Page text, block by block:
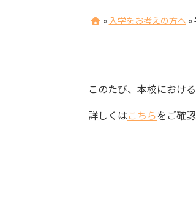
» 入学をお考えの方へ »
このたび、本校におけ
詳しくはこちらをご確